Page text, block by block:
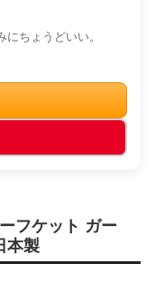
ちょうどいい。
フケット ガー
本製